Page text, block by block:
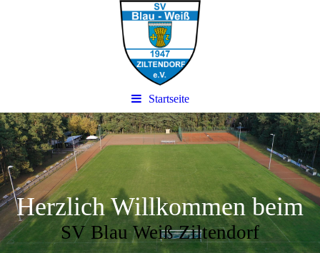
Startseite
Herzlich Willkommen beim
SV Blau Weiß Ziltendorf